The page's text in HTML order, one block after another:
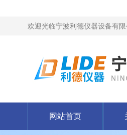
欢迎光临宁波利德仪器设备有限
网站首页